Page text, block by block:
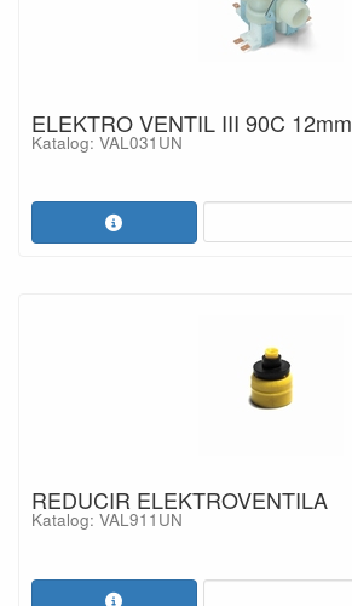
ELEKTRO VENTIL III 90C 12mm
Katalog: VAL031UN
REDUCIR ELEKTROVENTILA
Katalog: VAL911UN